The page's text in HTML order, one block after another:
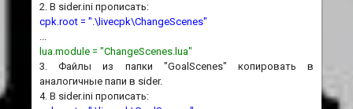
2. В sider.ini прописать:
cpk.root = ".\livecpk\ChangeScenes"
...
lua.module = "ChangeScenes.lua"
3. Файлы из папки "GoalScenes" копировать в
аналогичные папи в sider.
4. В sider.ini прописать: